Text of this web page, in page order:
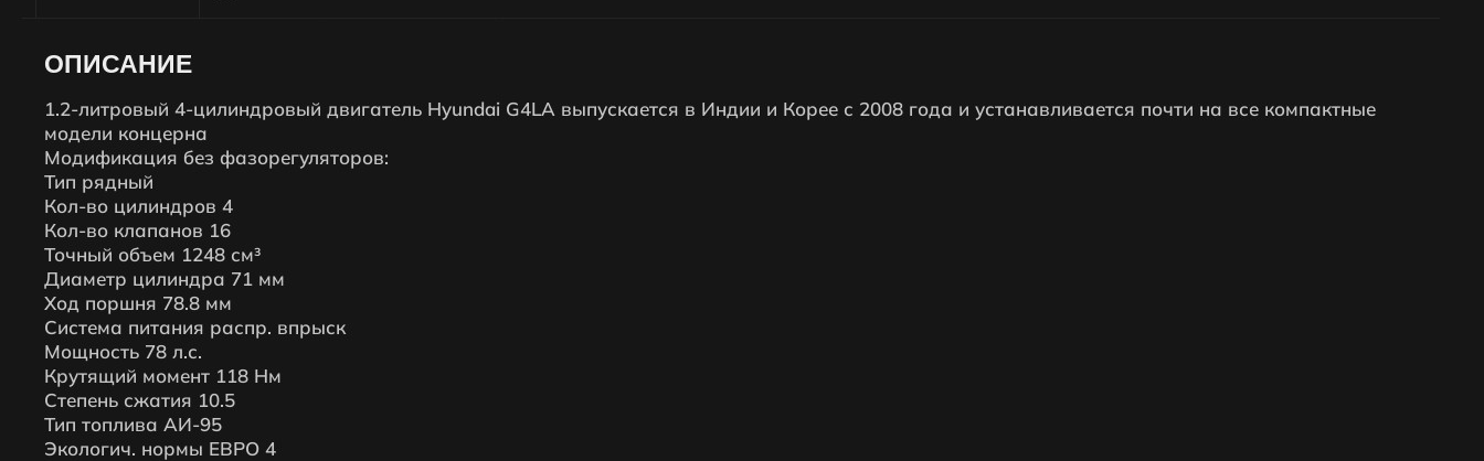
ОПИСАНИЕ
1.2-литровый 4-цилиндровый двигатель Hyundai G4LA выпускается в Индии и Корее с 2008 года и устанавливается почти на все компактные
модели концерна
Модификация без фазорегуляторов:
Тип рядный
Кол-во цилиндров 4
Кол-во клапанов 16
Точный объем 1248 см³
Диаметр цилиндра 71 мм
Ход поршня 78.8 мм
Система питания распр. впрыск
Мощность 78 л.с.
Крутящий момент 118 Нм
Степень сжатия 10.5
Тип топлива АИ-95
Экологич. нормы ЕВРО 4